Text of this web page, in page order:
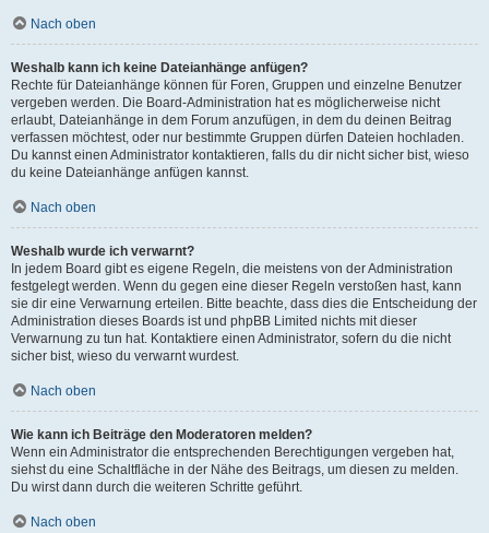
Nach oben
Weshalb kann ich keine Dateianhänge anfügen?
Rechte für Dateianhänge können für Foren, Gruppen und einzelne Benutzer
vergeben werden. Die Board-Administration hat es möglicherweise nicht
erlaubt, Dateianhänge in dem Forum anzufügen, in dem du deinen Beitrag
verfassen möchtest, oder nur bestimmte Gruppen dürfen Dateien hochladen.
Du kannst einen Administrator kontaktieren, falls du dir nicht sicher bist, wieso
du keine Dateianhänge anfügen kannst.
Nach oben
Weshalb wurde ich verwarnt?
In jedem Board gibt es eigene Regeln, die meistens von der Administration
festgelegt werden. Wenn du gegen eine dieser Regeln verstoßen hast, kann
sie dir eine Verwarnung erteilen. Bitte beachte, dass dies die Entscheidung der
Administration dieses Boards ist und phpBB Limited nichts mit dieser
Verwarnung zu tun hat. Kontaktiere einen Administrator, sofern du die nicht
sicher bist, wieso du verwarnt wurdest.
Nach oben
Wie kann ich Beiträge den Moderatoren melden?
Wenn ein Administrator die entsprechenden Berechtigungen vergeben hat,
siehst du eine Schaltfläche in der Nähe des Beitrags, um diesen zu melden.
Du wirst dann durch die weiteren Schritte geführt.
Nach oben